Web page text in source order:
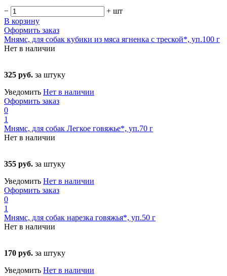
− + шт
В корзину
Оформить заказ
Мнямс, для собак кубики из мяса ягненка с треской*, уп.100 г
Нет в наличии
325 руб. за штуку
Уведомить Нет в наличии
Оформить заказ
0
1
Мнямс, для собак Легкое говяжье*, уп.70 г
Нет в наличии
355 руб. за штуку
Уведомить Нет в наличии
Оформить заказ
0
1
Мнямс, для собак нарезка говяжья*, уп.50 г
Нет в наличии
170 руб. за штуку
Уведомить Нет в наличии